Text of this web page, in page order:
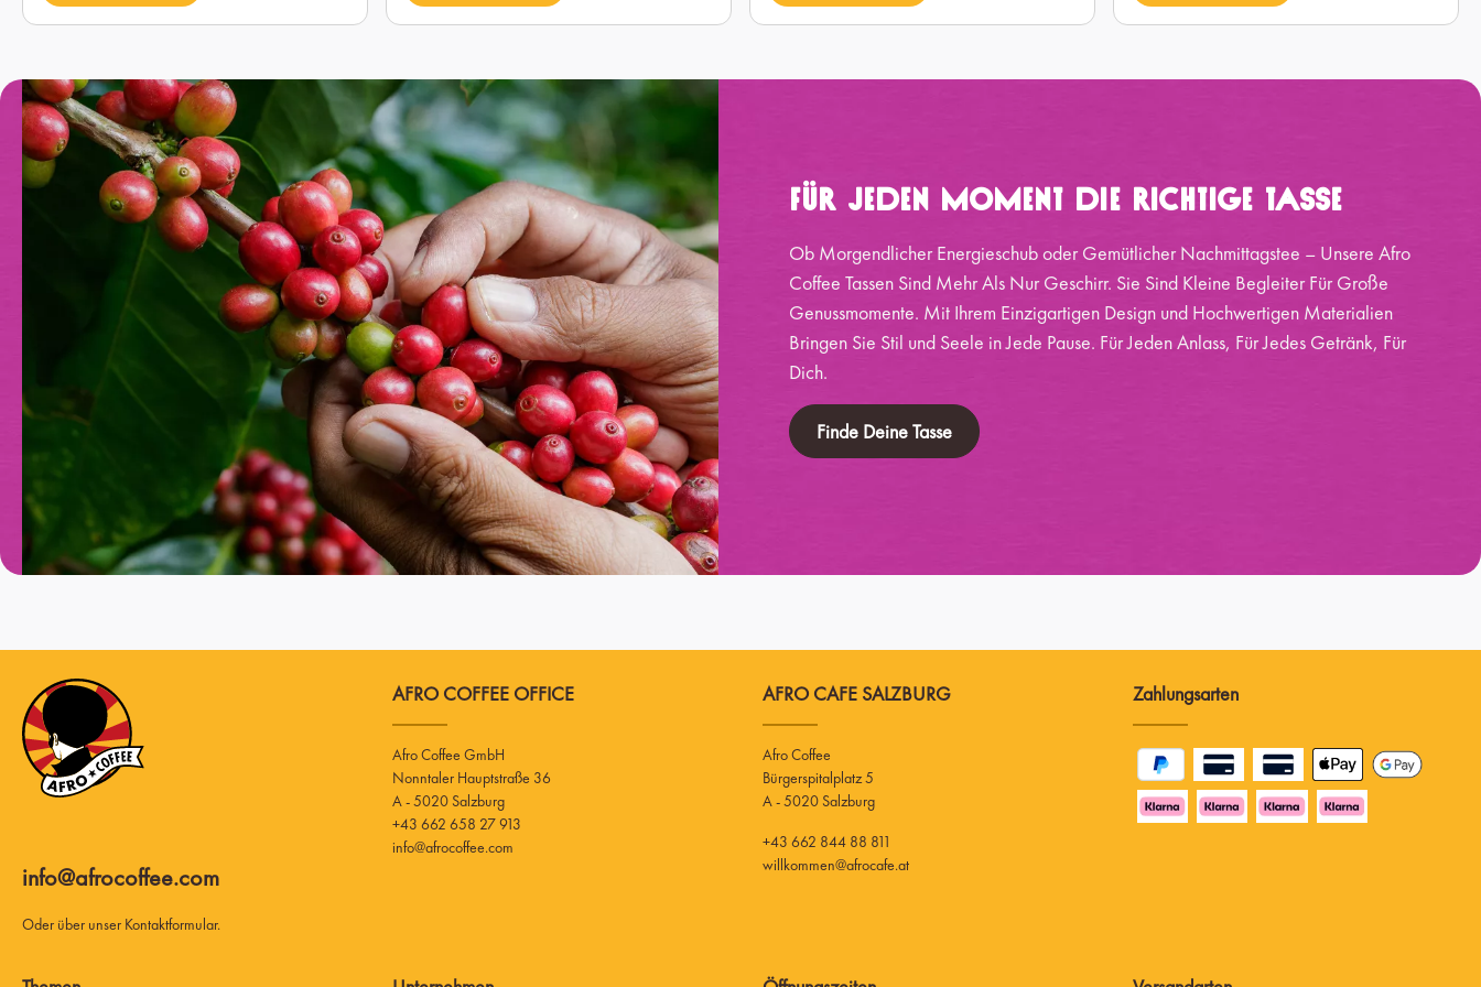
Für Jeden Moment Die Richtige Tasse
Ob Morgendlicher Energieschub oder Gemütlicher Nachmittagstee – Unsere Afro
Coffee Tassen Sind Mehr Als Nur Geschirr. Sie Sind Kleine Begleiter Für Große
Genussmomente. Mit Ihrem Einzigartigen Design und Hochwertigen Materialien
Bringen Sie Stil und Seele in Jede Pause. Für Jeden Anlass, Für Jedes Getränk, Für
Dich.
Finde Deine Tasse
info@afrocoffee.com
Oder über unser Kontaktformular.
AFRO COFFEE OFFICE
Afro Coffee GmbH
A - 5020 Salzburg
+43 662 658 27 913
info@afrocoffee.com
AFRO CAFE SALZBURG
Afro Coffee
Bürgerspitalplatz 5
A - 5020 Salzburg
+43 662 844 88 811
willkommen@afrocafe.at
Zahlungsarten